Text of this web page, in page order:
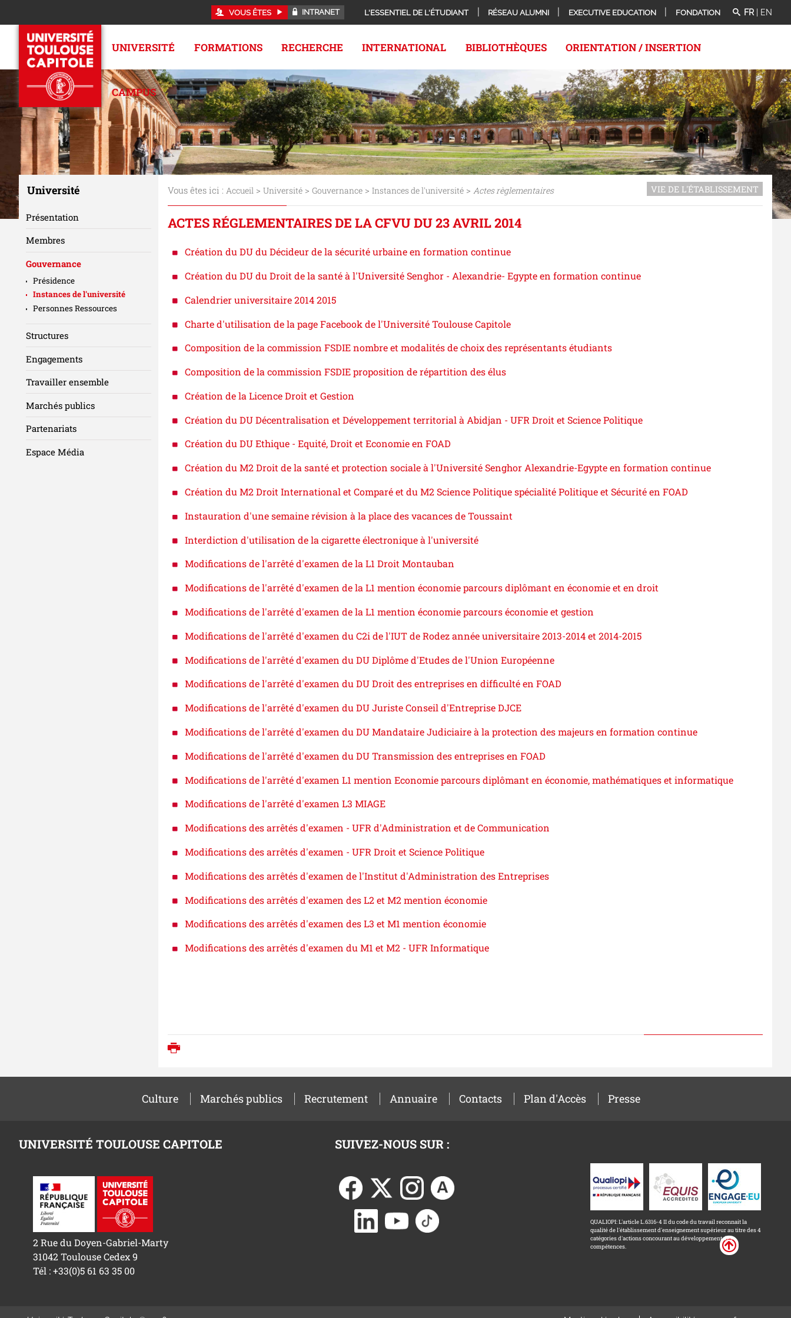
VOUS ÊTES INTRANET L'ESSENTIEL DE L'ÉTUDIANT RÉSEAU ALUMNI EXECUTIVE EDUCATION FONDATION FR EN
UNIVERSITÉ FORMATIONS RECHERCHE INTERNATIONAL BIBLIOTHÈQUES ORIENTATION / INSERTION
CAMPUS
Vous êtes ici : Accueil> Université> Gouvernance> Instances de l'université> Actes règlementaires VIE DE L'ÉTABLISSEMENT
ACTES RÉGLEMENTAIRES DE LA CFVU DU 23 AVRIL 2014
Création du DU du Décideur de la sécurité urbaine en formation continue
Création du DU du Droit de la santé à l'Université Senghor - Alexandrie- Egypte en formation continue
Calendrier universitaire 2014 2015
Charte d'utilisation de la page Facebook de l'Université Toulouse Capitole
Composition de la commission FSDIE nombre et modalités de choix des représentants étudiants
Composition de la commission FSDIE proposition de répartition des élus
Création de la Licence Droit et Gestion
Création du DU Décentralisation et Développement territorial à Abidjan - UFR Droit et Science Politique
Création du DU Ethique - Equité, Droit et Economie en FOAD
Création du M2 Droit de la santé et protection sociale à l'Université Senghor Alexandrie-Egypte en formation continue
Création du M2 Droit International et Comparé et du M2 Science Politique spécialité Politique et Sécurité en FOAD
Instauration d'une semaine révision à la place des vacances de Toussaint
Interdiction d'utilisation de la cigarette électronique à l'université
Modifications de l'arrêté d'examen de la L1 Droit Montauban
Modifications de l'arrêté d'examen de la L1 mention économie parcours diplômant en économie et en droit
Modifications de l'arrêté d'examen de la L1 mention économie parcours économie et gestion
Modifications de l'arrêté d'examen du C2i de l'IUT de Rodez année universitaire 2013-2014 et 2014-2015
Modifications de l'arrêté d'examen du DU Diplôme d'Etudes de l'Union Européenne
Modifications de l'arrêté d'examen du DU Droit des entreprises en difficulté en FOAD
Modifications de l'arrêté d'examen du DU Juriste Conseil d'Entreprise DJCE
Modifications de l'arrêté d'examen du DU Mandataire Judiciaire à la protection des majeurs en formation continue
Modifications de l'arrêté d'examen du DU Transmission des entreprises en FOAD
Modifications de l'arrêté d'examen L1 mention Economie parcours diplômant en économie, mathématiques et informatique
Modifications de l'arrêté d'examen L3 MIAGE
Modifications des arrêtés d'examen - UFR d'Administration et de Communication
Modifications des arrêtés d'examen - UFR Droit et Science Politique
Modifications des arrêtés d'examen de l'Institut d'Administration des Entreprises
Modifications des arrêtés d'examen des L2 et M2 mention économie
Modifications des arrêtés d'examen des L3 et M1 mention économie
Modifications des arrêtés d'examen du M1 et M2 - UFR Informatique
Université
Présentation
Membres
Gouvernance
Présidence
Instances de l'université
Personnes Ressources
Structures
Engagements
Travailler ensemble
Marchés publics
Partenariats
Espace Média
Culture Marchés publics Recrutement Annuaire Contacts Plan d'Accès Presse
UNIVERSITÉ TOULOUSE CAPITOLE
2 Rue du Doyen-Gabriel-Marty
31042 Toulouse Cedex 9
Tél : +33(0)5 61 63 35 00
SUIVEZ-NOUS SUR :
QUALIOPI: L'article L.6316-4 II du code du travail reconnait la
qualité de l'établissement d'enseignement supérieur au titre des 4
catégories d'actions concourant au développement des
compétences.